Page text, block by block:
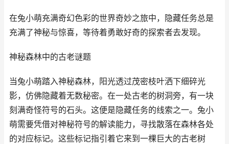
在兔小萌充满奇幻色彩的世界奇妙之旅中，隐藏任务总是
充满了神秘与惊喜，等待着勇敢好奇的探索者去发现。
神秘森林中的古老谜题
当兔小萌踏入神秘森林，阳光透过茂密枝叶洒下细碎光
影，仿佛隐藏着无数秘密。在一处古老的树洞旁，有一块
刻满奇怪符号的石头。这便是隐藏任务的线索之一。兔小
萌需要凭借对神秘符号的解读能力，寻找散落在森林各处
的对应标记。这些标记指引着它来到一棵巨大的古老树